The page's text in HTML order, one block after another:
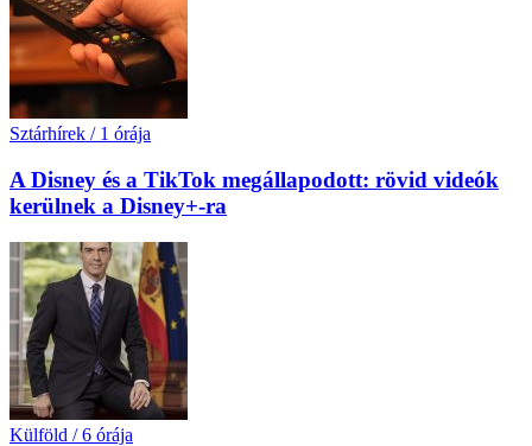
Sztárhírek / 1 órája
A Disney és a TikTok megállapodott: rövid videók
kerülnek a Disney+-ra
Külföld / 6 órája